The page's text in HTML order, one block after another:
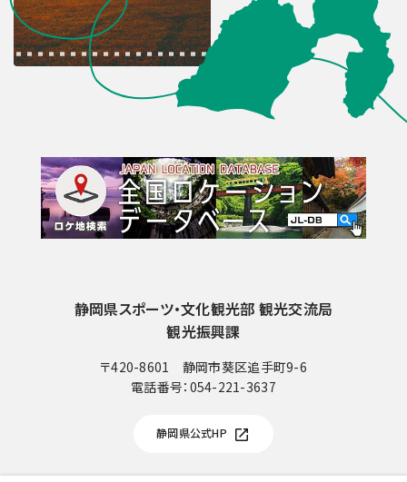
静岡県スポーツ・文化観光部 観光交流局
観光振興課
〒420-8601 静岡市葵区追手町9-6
電話番号：
番
054-221-3637
静岡県公式HP